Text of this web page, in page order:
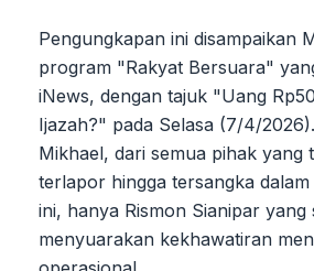
Pengungkapan ini disampaikan
program "Rakyat Bersuara"
iNews, dengan tajuk "Uang
Ijazah?" pada Selasa (7/4/
Mikhael, dari semua pihak yang
terlapor hingga tersangka
ini, hanya Rismon Sianipar
menyuarakan kekhawatiran